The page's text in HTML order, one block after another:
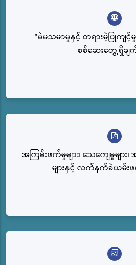
"မဲမသမာမှုနှင့် တရားမဲ့ပြုကျင့်မှု
စစ်ဆေးတွေ့ရှိချက်
အကြမ်းဖက်မှုများ၊ သေကျေမှုမျာ
များနှင့် လက်နက်ခဲယမ်းဖမ်